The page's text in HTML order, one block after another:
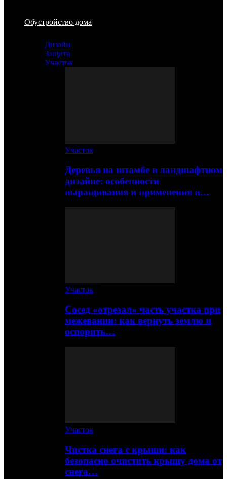
Обустройство дома
Дизайн
Защита
Участок
Участок
Деревья на штамбе в ландшафтном
дизайне: особенности
выращивания и применения в…
Участок
Сосед «отрезал» часть участка при
межевании: как вернуть землю и
оспорить…
Участок
Чистка снега с крыши: как
безопасно очистить крышу дома от
снега…